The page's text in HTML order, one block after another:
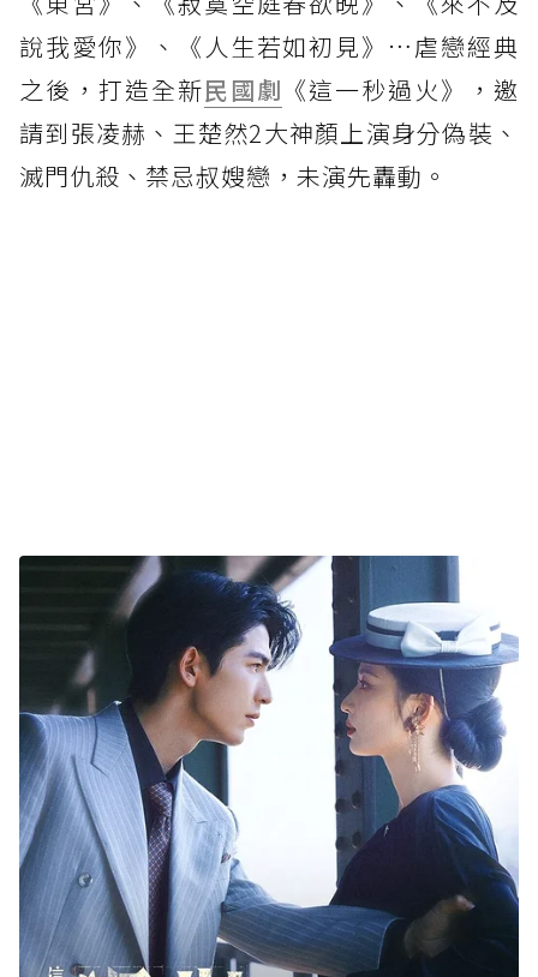
說我愛你》、《人生若如初見》…虐戀經典
之後，打造全新民國劇 《這一秒過火》，邀
請到張凌赫、王楚然2大神顏上演身分偽裝、
滅門仇殺、禁忌叔嫂戀，未演先轟動。